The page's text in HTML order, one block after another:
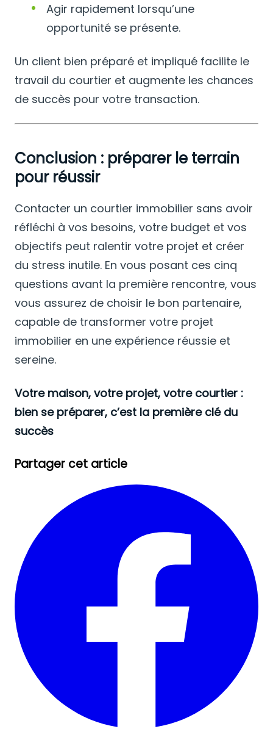
Agir rapidement lorsqu’une
opportunité se présente.
Un client bien préparé et impliqué facilite le
travail du courtier et augmente les chances
de succès pour votre transaction.
Conclusion : préparer le terrain
pour réussir
Contacter un courtier immobilier sans avoir
réfléchi à vos besoins, votre budget et vos
objectifs peut ralentir votre projet et créer
du stress inutile. En vous posant ces cinq
questions avant la première rencontre, vous
vous assurez de choisir le bon partenaire,
capable de transformer votre projet
immobilier en une expérience réussie et
sereine.
Votre maison, votre projet, votre courtier :
bien se préparer, c’est la première clé du
succès
Partager cet article